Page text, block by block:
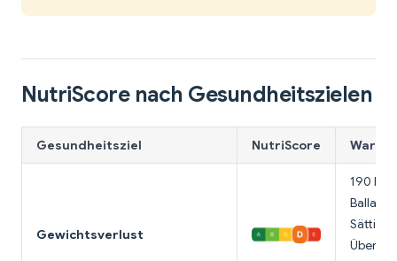
NutriScore nach Gesundheitszielen
Gesundheitsziel NutriScore
Gewichtsverlust
190